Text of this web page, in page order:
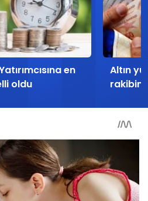
en
oldu
Altın